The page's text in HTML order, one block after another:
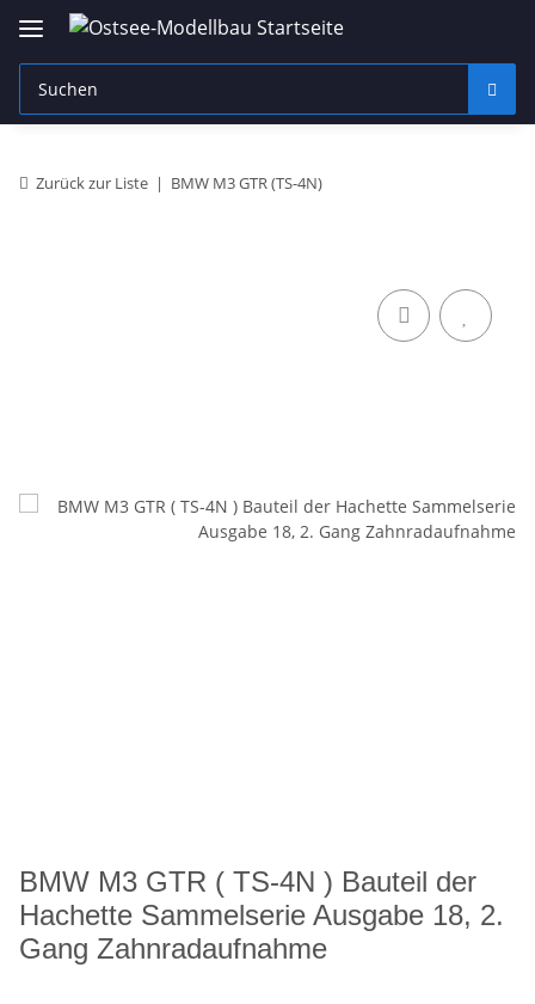
Zurück zur Liste BMW M3 GTR (TS-4N)
BMW M3 GTR ( TS-4N ) Bauteil der
Hachette Sammelserie Ausgabe 18, 2.
Gang Zahnradaufnahme